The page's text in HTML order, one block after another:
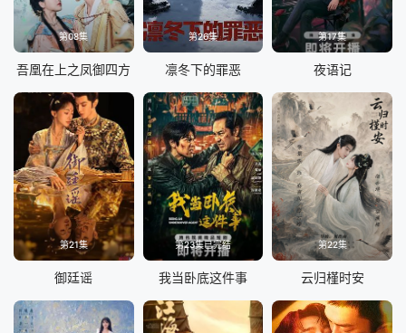
第08集
吾凰在上之凤御四方
第26集
凛冬下的罪恶
第17集
夜语记
第21集
御廷谣
第23集已完结
我当卧底这件事
第22集
云归槿时安